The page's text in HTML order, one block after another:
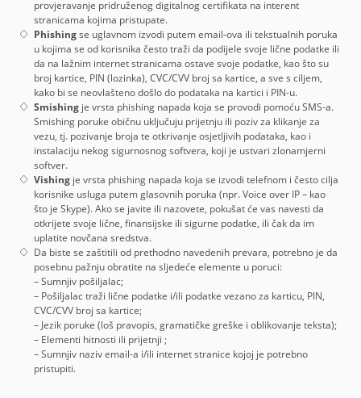
provjeravanje pridruženog digitalnog certifikata na interent
stranicama kojima pristupate.
Phishingse uglavnom izvodi putem email-ova ili tekstualnih poruka
u kojima se od korisnika često traži da podijele svoje lične podatke ili
da na lažnim internet stranicama ostave svoje podatke, kao što su
broj kartice, PIN (lozinka), CVC/CVV broj sa kartice, a sve s ciljem,
kako bi se neovlašteno došlo do podataka na kartici i PIN-u.
Smishingje vrsta phishing napada koja se provodi pomoću SMS-a.
Smishing poruke običnu uključuju prijetnju ili poziv za klikanje za
vezu, tj. pozivanje broja te otkrivanje osjetljivih podataka, kao i
instalaciju nekog sigurnosnog softvera, koji je ustvari zlonamjerni
softver.
Vishingje vrsta phishing napada koja se izvodi telefnom i često cilja
korisnike usluga putem glasovnih poruka (npr. Voice over IP – kao
što je Skype). Ako se javite ili nazovete, pokušat će vas navesti da
otkrijete svoje lične, finansijske ili sigurne podatke, ili čak da im
uplatite novčana sredstva.
Da biste se zaštitili od prethodno navedenih prevara, potrebno je da
posebnu pažnju obratite na sljedeće elemente u poruci:
– Sumnjiv pošiljalac;
– Pošiljalac traži lične podatke i/ili podatke vezano za karticu, PIN,
CVC/CVV broj sa kartice;
– Jezik poruke (loš pravopis, gramatičke greške i oblikovanje teksta);
– Elementi hitnosti ili prijetnji ;
– Sumnjiv naziv email-a i/ili internet stranice kojoj je potrebno
pristupiti.